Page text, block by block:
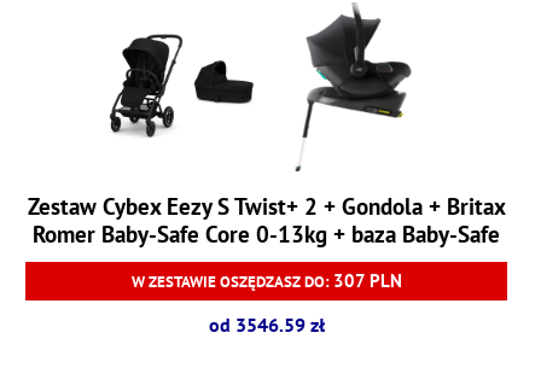
Zestaw Cybex Eezy S Twist+ 2 + Gondola + Britax
Romer Baby-Safe Core 0-13kg + baza Baby-Safe
Core
W ZESTAWIE OSZĘDZASZ DO: 307 PLN
od 3546.59 zł